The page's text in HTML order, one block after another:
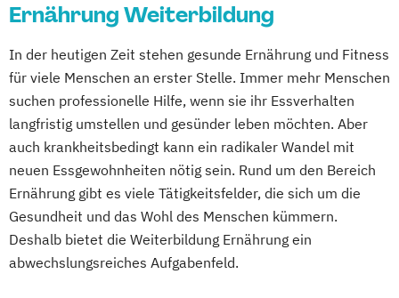
Ernährungsberater für Sportler
Ernährung C-Lizenz)
Ernährungsberater für Sportler A-Lizenz
(inkl. Ernährung C-Lizenz und
Ernährungsberater für Sportler)
Ernährungsberater für vegane Ernährung
Ernährungsberater für vegetarische
Ernährung
Ernährungsberater/in A-Lizenz
Ernährungsberater/in B-Lizenz
Ernährung Weiterbildung
In der heutigen Zeit stehen gesunde Ernährung und Fitness
für viele Menschen an erster Stelle. Immer mehr Menschen
suchen professionelle Hilfe, wenn sie ihr Essverhalten
langfristig umstellen und gesünder leben möchten. Aber
auch krankheitsbedingt kann ein radikaler Wandel mit
neuen Essgewohnheiten nötig sein. Rund um den Bereich
Ernährung gibt es viele Tätigkeitsfelder, die sich um die
Gesundheit und das Wohl des Menschen kümmern.
Deshalb bietet die Weiterbildung Ernährung ein
abwechslungsreiches Aufgabenfeld.